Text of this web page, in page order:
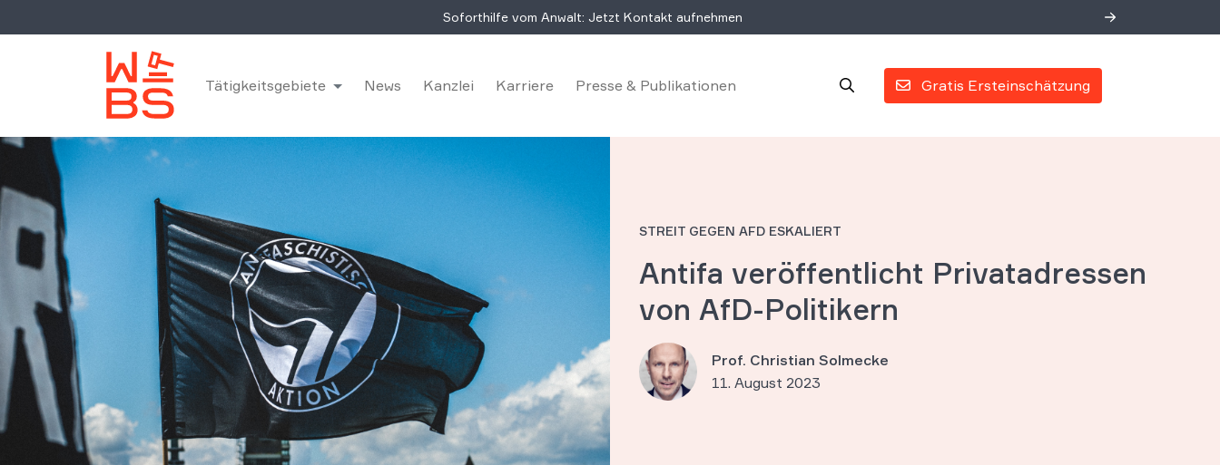
Soforthilfe vom Anwalt: Jetzt Kontakt aufnehmen
Gratis Ersteinschätzung
Tätigkeitsgebiete News Kanzlei Karriere Presse & Publikationen
STREIT GEGEN AFD ESKALIERT
Antifa veröffentlicht Privatadressen
von AfD-Politikern
Prof. Christian Solmecke
11. August 2023